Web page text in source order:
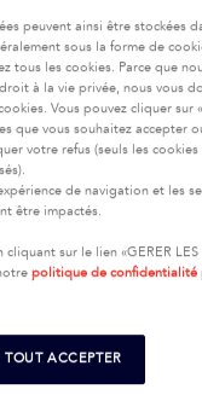
peuvent ainsi être stockées
sous la forme de
tous les cookies. Parce que
à la vie privée, nous vous
Vous pouvez cliquer sur
que vous souhaitez accepter
votre refus (seuls les cookies
de navigation et les
être impactés.
sur le lien «GERER LES
politique de confidentialité
TOUT ACCEPTER